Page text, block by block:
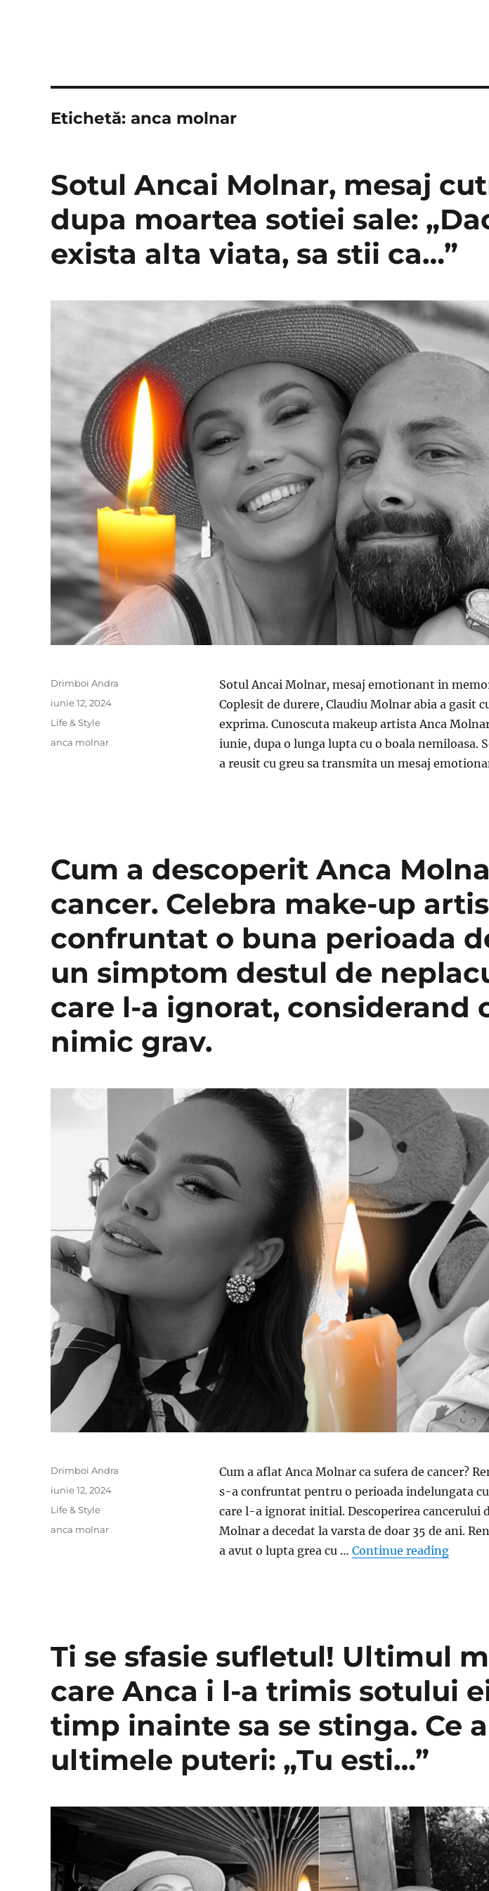
Etichetă: anca molnar
Sotul Ancai Molnar, mesaj
dupa moartea sotiei sale:
exista alta viata, sa stii ca…”
Sotul Ancai Molnar, mesaj emotionant in
Coplesit de durere, Claudiu Molnar abia a gasit
exprima. Cunoscuta makeup artista Anca
iunie, dupa o lunga lupta cu o boala nemiloasa.
a reusit cu greu sa transmita un mesaj
Author
Drimboi Andra
Posted
on
iunie 12, 2024
Categories
Life & Style
Tags
anca molnar
Cum a descoperit Anca
cancer. Celebra make-up
confruntat o buna perioada
un simptom destul de
care l-a ignorat, considerand
nimic grav.
Cum a aflat Anca Molnar ca sufera de cancer?
s-a confruntat pentru o perioada indelungata
care l-a ignorat initial. Descoperirea cancerului
Molnar a decedat la varsta de doar 35 de ani.
a avut o lupta grea cu … Continue reading„Cum
Author
Drimboi Andra
Posted
on
iunie 12, 2024
Categories
Life & Style
Tags
anca molnar
Ti se sfasie sufletul! Ultimul
care Anca i l-a trimis sotului
timp inainte sa se stinga. Ce
ultimele puteri: „Tu esti…”